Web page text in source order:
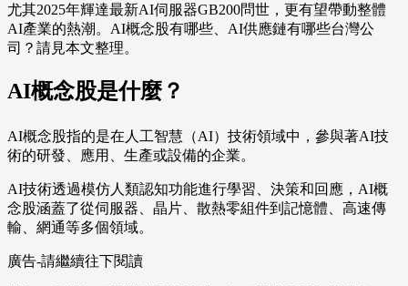
尤其2025年輝達最新AI伺服器GB200問世，更有望帶動整體
AI產業的熱潮。AI概念股有哪些、AI供應鏈有哪些台灣公
司？請見本文整理。
AI概念股是什麼？
AI概念股指的是在人工智慧（AI）技術領域中，參與著AI技
術的研發、應用、生產或設備的企業。
AI技術透過模仿人類認知功能進行學習、決策和回應，AI概
念股涵蓋了從伺服器、晶片、散熱零組件到記憶體、高速傳
輸、網通等多個領域。
廣告-請繼續往下閱讀